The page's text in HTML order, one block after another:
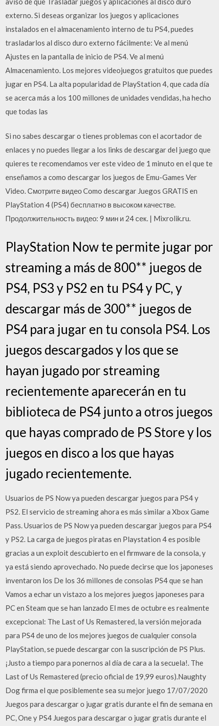
externo. Si deseas organizar los juegos y aplicaciones
instalados en el almacenamiento interno de tu PS4, puedes
trasladarlos al disco duro externo fácilmente: Ve al menú
Ajustes en la pantalla de inicio de PS4. Ve al menú
Almacenamiento. Los mejores videojuegos gratuitos que puedes
jugar en PS4. La alta popularidad de PlayStation 4, que cada día
se acerca más a los 100 millones de unidades vendidas, ha hecho
que todas las
Si no sabes descargar o tienes problemas con el acortador de
enlaces y no puedes llegar a los links de descargar del juego que
quieres te recomendamos ver este video de 1 minuto en el que te
enseñamos a como descargar los juegos de Emu-Games Ver
Video. Смотрите видео Como descargar Juegos GRATIS en
PlayStation 4 (PS4) бесплатно в высоком качестве.
Продолжительность видео: 9 мин и 24 сек. | Mixrolik.ru.
PlayStation Now te permite jugar por
streaming a más de 800** juegos de
PS4, PS3 y PS2 en tu PS4 y PC, y
descargar más de 300** juegos de
PS4 para jugar en tu consola PS4. Los
juegos descargados y los que se
hayan jugado por streaming
recientemente aparecerán en tu
biblioteca de PS4 junto a otros juegos
que hayas comprado de PS Store y los
juegos en disco a los que hayas
jugado recientemente.
Usuarios de PS Now ya pueden descargar juegos para PS4 y
PS2. El servicio de streaming ahora es más similar a Xbox Game
Pass. Usuarios de PS Now ya pueden descargar juegos para PS4
y PS2. La carga de juegos piratas en Playstation 4 es posible
gracias a un exploit descubierto en el firmware de la consola, y
ya está siendo aprovechado. No puede decirse que los japoneses
inventaron los De los 36 millones de consolas PS4 que se han
Vamos a echar un vistazo a los mejores juegos japoneses para
PC en Steam que se han lanzado El mes de octubre es realmente
excepcional: The Last of Us Remastered, la versión mejorada
para PS4 de uno de los mejores juegos de cualquier consola
PlayStation, se puede descargar con la suscripción de PS Plus.
¡Justo a tiempo para ponernos al día de cara a la secuela!. The
Last of Us Remastered (precio oficial de 19,99 euros).Naughty
Dog firma el que posiblemente sea su mejor juego 17/07/2020
Juegos para descargar o jugar gratis durante el fin de semana en
PC, One y PS4 Juegos para descargar o jugar gratis durante el